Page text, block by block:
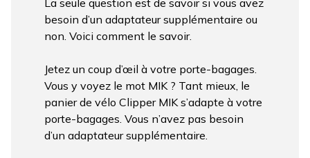
La seule question est de savoir si vous avez
besoin d’un adaptateur supplémentaire ou
non. Voici comment le savoir.
Jetez un coup d’œil à votre porte-bagages.
Vous y voyez le mot MIK ? Tant mieux, le
panier de vélo Clipper MIK s’adapte à votre
porte-bagages. Vous n’avez pas besoin
d’un adaptateur supplémentaire.